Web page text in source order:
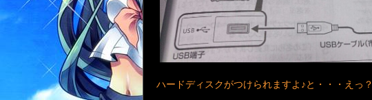
ハードディスクがつけられますよ♪と・・・えっ？